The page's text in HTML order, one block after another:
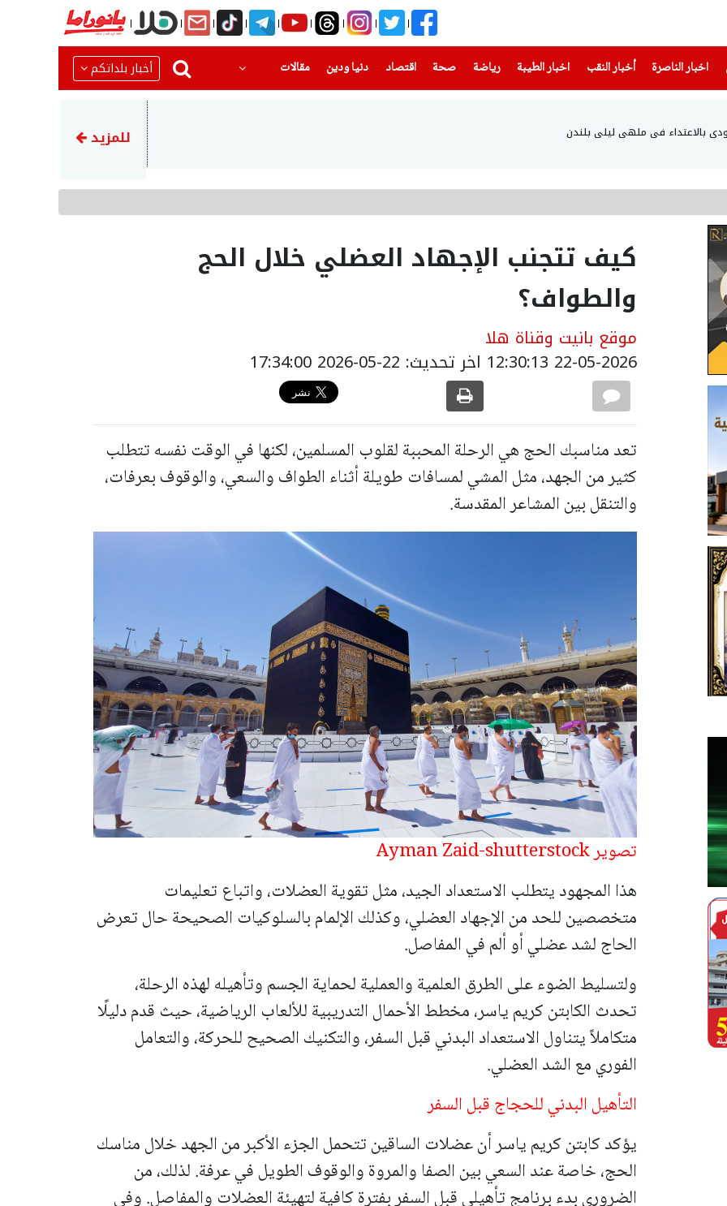
اخبار الناصرة
(current) أخبار النقب اخبار الطيبة(current) رياضة
(current) صحة(current) اقتصاد دنيا ودين
(current) مقالات أخبار بلداتكم
بالاعتداء في ملهى ليلي بلندن عراقجي يشيد بالجيش
للمزيد
كيف تتجنب الإجهاد العضلي خلال الحج
والطواف؟
موقع بانيت وقناة هلا
22-05-2026 12:30:13 اخر تحديث: 22-05-2026 17:34:00
تعد مناسبك الحج هي الرحلة المحببة لقلوب المسلمين، لكنها في الوقت نفسه تتطلب
كثير من الجهد، مثل المشي لمسافات طويلة أثناء الطواف والسعي، والوقوف بعرفات،
والتنقل بين المشاعر المقدسة.
تصوير Ayman Zaid-shutterstock
هذا المجهود يتطلب الاستعداد الجيد، مثل تقوية العضلات، واتباع تعليمات
متخصصين للحد من الإجهاد العضلي، وكذلك الإلمام بالسلوكيات الصحيحة حال تعرض
الحاج لشد عضلي أو ألم في المفاصل.
ولتسليط الضوء على الطرق العلمية والعملية لحماية الجسم وتأهيله لهذه الرحلة،
تحدث الكابتن كريم ياسر، مخطط الأحمال التدريبية للألعاب الرياضية، حيث قدم دليلًا
متكاملاً يتناول الاستعداد البدني قبل السفر، والتكنيك الصحيح للحركة، والتعامل
الفوري مع الشد العضلي.
التأهيل البدني للحجاج قبل السفر
يؤكد كابتن كريم ياسر أن عضلات الساقين تتحمل الجزء الأكبر من الجهد خلال مناسك
الحج، خاصة عند السعي بين الصفا والمروة والوقوف الطويل في عرفة. لذلك، من
الضروري بدء برنامج تأهيلي قبل السفر بفترة كافية لتهيئة العضلات والمفاصل. وفي